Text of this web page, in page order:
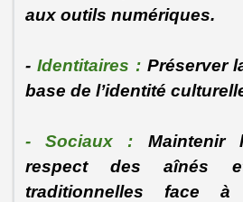
aux outils numériques.
- Identitaires :Préserver
base de l’identité
- Sociaux : Maintenir
respect des aînés
traditionnelles face à